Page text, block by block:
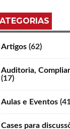
Artigos (62)
Auditoria,
(17)
Aulas e Eventos
Cases para